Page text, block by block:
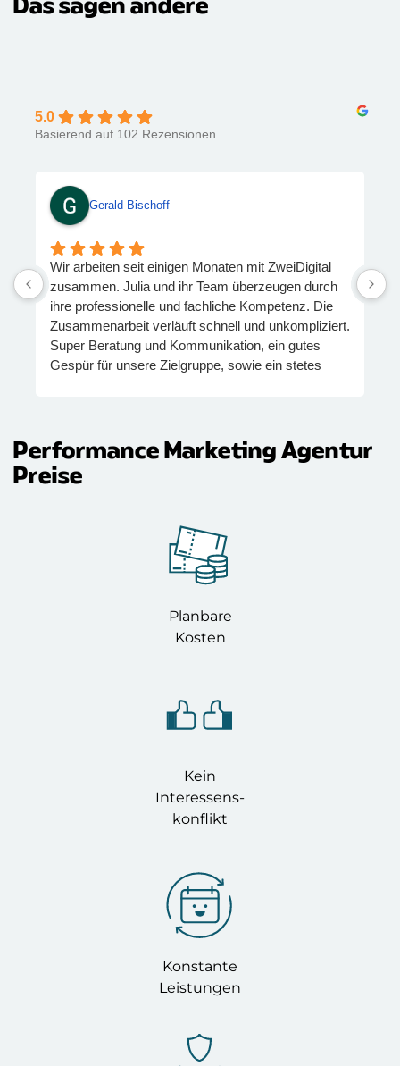
Das sagen andere
5.0
Basierend auf 102 Rezensionen
Gerald Bischoff
Wir arbeiten seit einigen Monaten mit ZweiDigital
zusammen. Julia und ihr Team überzeugen durch
ihre professionelle und fachliche Kompetenz. Die
Zusammenarbeit verläuft schnell und unkompliziert.
Super Beratung und Kommunikation, ein gutes
Gespür für unsere Zielgruppe, sowie ein stetes
Projekte.
Performance Marketing Agentur
Preise
Planbare
Kosten
Kein
Interessens-
konflikt
Konstante
Leistungen